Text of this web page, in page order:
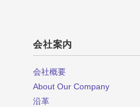
会社案内
会社概要
About Our Company
沿革